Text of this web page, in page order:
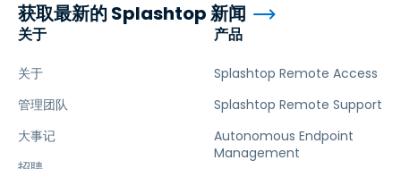
关于
关于
管理团队
大事记
产品
Splashtop Remote Access
Splashtop Remote Support
Autonomous Endpoint
Management
获取最新的 Splashtop 新闻